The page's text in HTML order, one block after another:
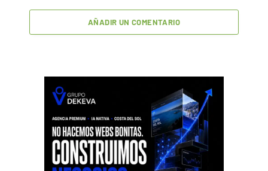
AÑADIR UN COMENTARIO